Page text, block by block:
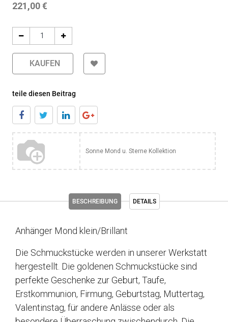
221,00€
KAUFEN
teile diesen Beitrag
Sonne Mond u. Sterne Kollektion
BESCHREIBUNG DETAILS
Anhänger Mond klein/Brillant
Die Schmuckstücke werden in unserer Werkstatt
hergestellt. Die goldenen Schmuckstücke sind
perfekte Geschenke zur Geburt, Taufe,
Erstkommunion, Firmung, Geburtstag, Muttertag,
Valentinstag, für andere Anlässe oder als